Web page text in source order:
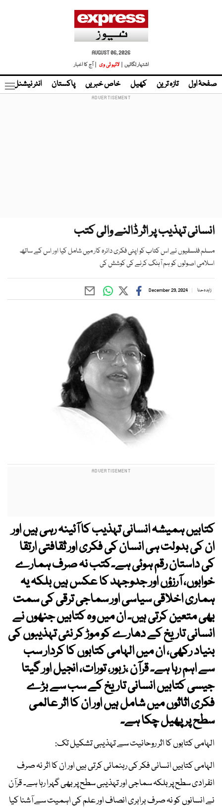
AUGUST 06, 2026
اشتہار لگائیں |
لائیو ٹی وی | آج کا اخبار
صفحۂ اول تازہ ترین کھیل خاص خبریں پاکستان انٹر نیشنل
انسانی تہذیب پر اثر ڈالنے والی کتب
مسلم فلسفیوں نے اس کتاب کو اپنی فکری دائرہ کار میں شامل کیا اور اس کے ساتھ
اسلامی اصولوں کو ہم آہنگ کرنے کی کوشش کی
زاہدہ حنا December 29, 2024
کتابیں ہمیشہ انسانی تہذیب کا آئینہ رہی ہیں اور
ان کی بدولت ہی انسان کی فکری اور ثقافتی ارتقا
کی داستان رقم ہوئی ہے۔کتب نہ صرف ہمارے
خوابوں، آرزؤں اور جدوجہد کا عکس ہیں بلکہ یہ
ہماری اخلاقی سیاسی اور سماجی ترقی کی سمت
بھی متعین کرتی ہیں۔ ان میں وہ کتابیں جنھوں نے
انسانی تاریخ کے دھارے کو موڑ کر نئی تہذیبوں کی
بنیاد رکھی، ان میں الہامی کتابوں کا کردار سب
سے اہم رہا ہے۔ قرآن ،زبور، تورات، انجیل اور گیتا
جیسی کتابیں انسانی تاریخ کے سب سے بڑے
فکری اثاثوں میں شامل ہیں اور ان کا اثر عالمی
سطح پر پھیل چکا ہے۔
الہامی کتابوں کا اثر روحانیت سے تہذیبی تشکیل تک:
الہامی کتابیں انسانی فکر کی رہنمائی کرتی ہیں اور ان کا اثر نہ صرف
انفرادی سطح پر بلکہ سماجی اور تہذیبی سطح پر بھی گہرا رہا ہے۔ قرآن
نے انسانوں کو نہ صرف برابری انصاف اور علم کی اہمیت سے آشنا کیا